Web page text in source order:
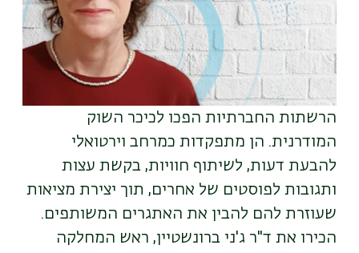
הרשתות החברתיות הפכו לכיכר השוק
המודרנית. הן מתפקדות כמרחב וירטואלי
להבעת דעות, לשיתוף חוויות, בקשת עצות
ותגובות לפוסטים של אחרים, תוך יצירת מציאות
שעוזרת להם להבין את האתגרים המשותפים.
הכירו את ד"ר ג'ני ברונשטיין, ראש המחלקה